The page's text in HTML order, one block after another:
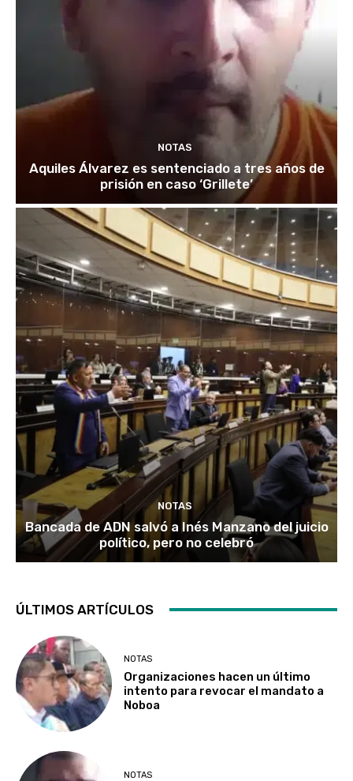
NOTAS
Aquiles Álvarez es sentenciado a tres años de
prisión en caso ‘Grillete’
NOTAS
Bancada de ADN salvó a Inés Manzano del juicio
político, pero no celebró
ÚLTIMOS ARTÍCULOS
NOTAS
Organizaciones hacen un último
intento para revocar el mandato a
Noboa
NOTAS